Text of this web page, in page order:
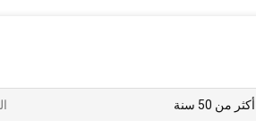
أكثر من 50 سنة